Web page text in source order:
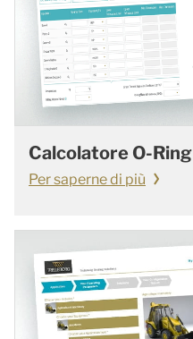
Calcolatore O-Ring
Per saperne di più